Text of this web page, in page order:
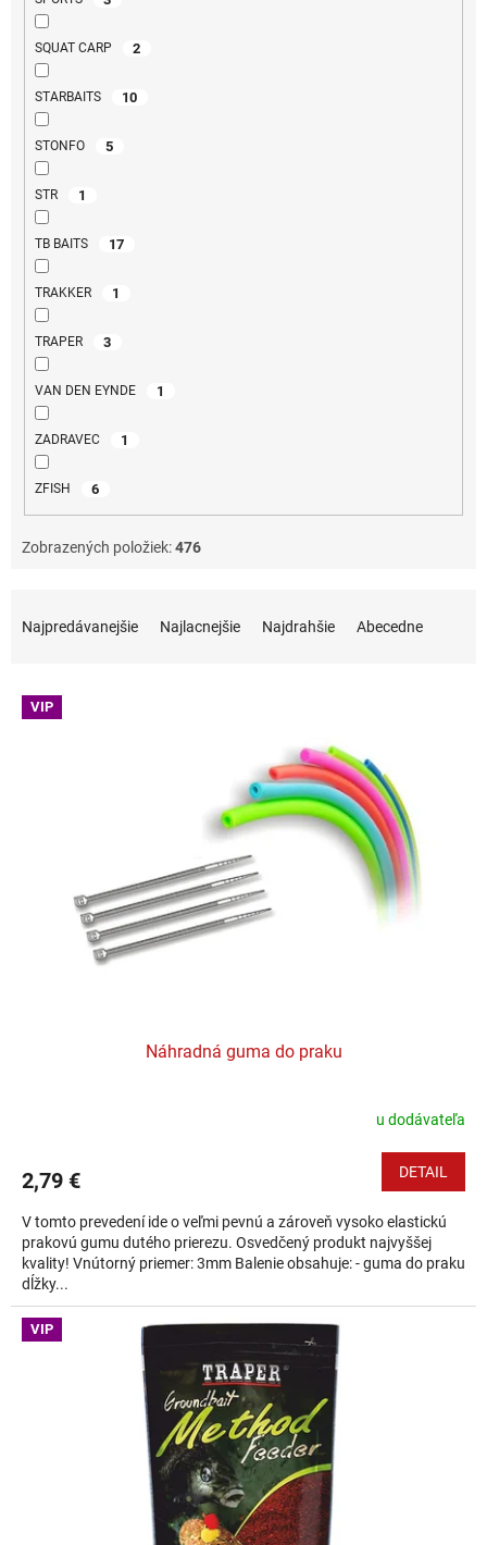
SQUAT CARP 2
STARBAITS 10
STONFO 5
STR 1
TB BAITS 17
TRAKKER 1
TRAPER 3
VAN DEN EYNDE 1
ZADRAVEC 1
ZFISH 6
Zobrazených položiek:476
Najpredávanejšie Najlacnejšie Najdrahšie Abecedne
Výpis produktov
VIP
Náhradná guma do praku
u dodávateľa
2,79 € DETAIL
V tomto prevedení ide o veľmi pevnú a zároveň vysoko elastickú
prakovú gumu dutého prierezu. Osvedčený produkt najvyššej
kvality! Vnútorný priemer: 3mm Balenie obsahuje: - guma do praku
dĺžky...
VIP